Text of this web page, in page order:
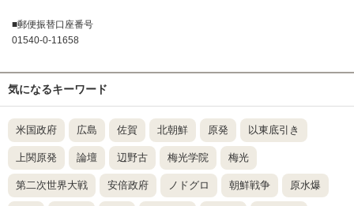
■郵便振替口座番号
01540-0-11658
気になるキーワード
米国政府 広島 佐賀 北朝鮮 原発 以東底引き
上関原発 論壇 辺野古 梅光学院 梅光
第二次世界大戦 安倍政府 ノドグロ 朝鮮戦争 原水爆